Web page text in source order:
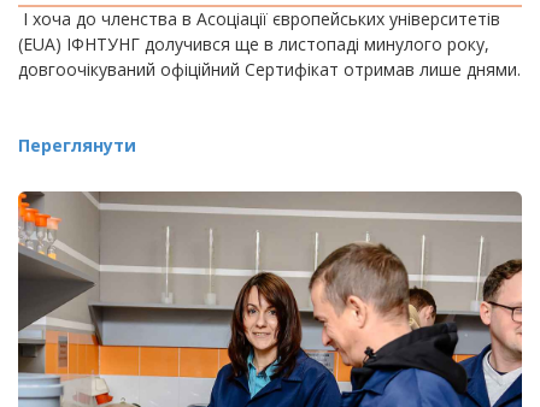
І хоча до членства в Асоціації європейських університетів
(EUA) ІФНТУНГ долучився ще в листопаді минулого року,
довгоочікуваний офіційний Сертифікат отримав лише днями.
Переглянути